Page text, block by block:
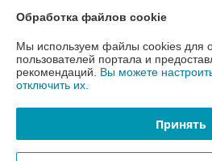
Доставка и оплата
График работы
Политика обработки cookies
Обработка файлов cookie
Мы используем файлы cookies для
пользователей портала и
рекомендаций. Вы можете
отключить их.
Принять